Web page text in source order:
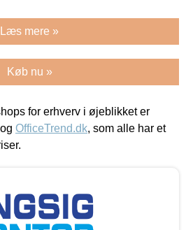
Læs mere »
Køb nu »
for erhverv i øjeblikket er
og OfficeTrend.dk, som alle har et